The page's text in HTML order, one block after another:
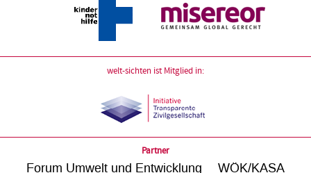
welt-sichten ist Mitglied in:
Partner
Forum Umwelt und Entwicklung WÖK/KASA